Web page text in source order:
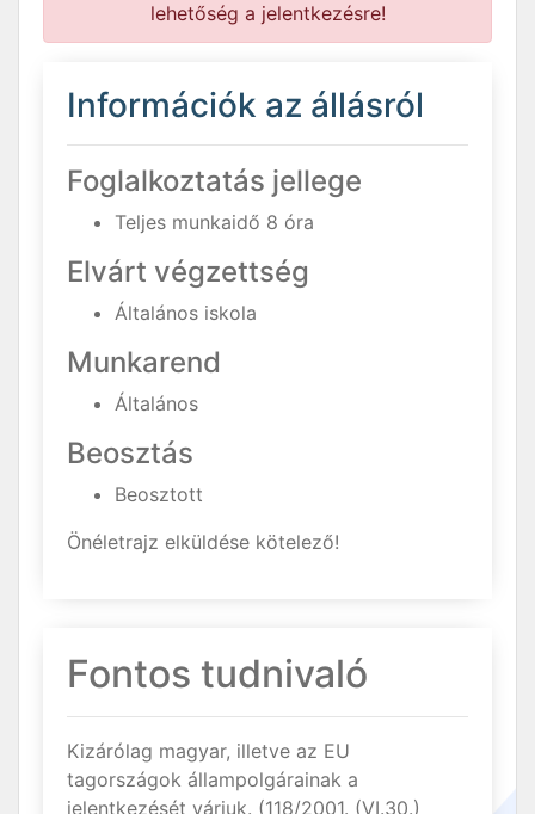
lehetőség a jelentkezésre!
Információk az állásról
Foglalkoztatás jellege
Teljes munkaidő 8 óra
Elvárt végzettség
Általános iskola
Munkarend
Általános
Beosztás
Beosztott
Önéletrajz elküldése kötelező!
Fontos tudnivaló
Kizárólag magyar, illetve az EU
tagországok állampolgárainak a
jelentkezését várjuk. (118/2001. (VI.30.)